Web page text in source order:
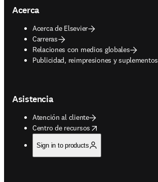
Acerca
Acerca de Elsevier
Carreras
Relaciones con medios globales
Publicidad, reimpresiones y suplementos
opens in new tab/window
Asistencia
Atención al cliente
Centro de recursos
opens in new tab/window
Sign in to products